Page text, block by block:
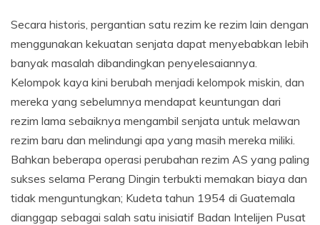
Secara historis, pergantian satu rezim ke rezim lain dengan
menggunakan kekuatan senjata dapat menyebabkan lebih
banyak masalah dibandingkan penyelesaiannya.
Kelompok kaya kini berubah menjadi kelompok miskin, dan
mereka yang sebelumnya mendapat keuntungan dari
rezim lama sebaiknya mengambil senjata untuk melawan
rezim baru dan melindungi apa yang masih mereka miliki.
Bahkan beberapa operasi perubahan rezim AS yang paling
sukses selama Perang Dingin terbukti memakan biaya dan
tidak menguntungkan; Kudeta tahun 1954 di Guatemala
dianggap sebagai salah satu inisiatif Badan Intelijen Pusat